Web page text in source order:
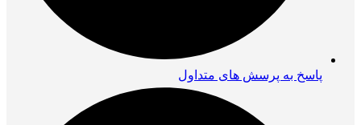
پاسخ به پرسش های متداول